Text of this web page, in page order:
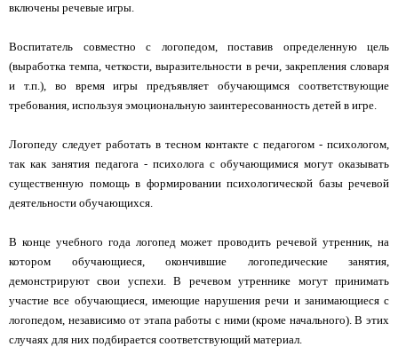
включены речевые игры.
Воспитатель совместно с логопедом, поставив определенную цель
(выработка темпа, четкости, выразительности в речи, закрепления словаря
и т.п.), во время игры предъявляет обучающимся соответствующие
требования, используя эмоциональную заинтересованность детей в игре.
Логопеду следует работать в тесном контакте с педагогом - психологом,
так как занятия педагога - психолога с обучающимися могут оказывать
существенную помощь в формировании психологической базы речевой
деятельности обучающихся.
В конце учебного года логопед может проводить речевой утренник, на
котором обучающиеся, окончившие логопедические занятия,
демонстрируют свои успехи. В речевом утреннике могут принимать
участие все обучающиеся, имеющие нарушения речи и занимающиеся с
логопедом, независимо от этапа работы с ними (кроме начального). В этих
случаях для них подбирается соответствующий материал.